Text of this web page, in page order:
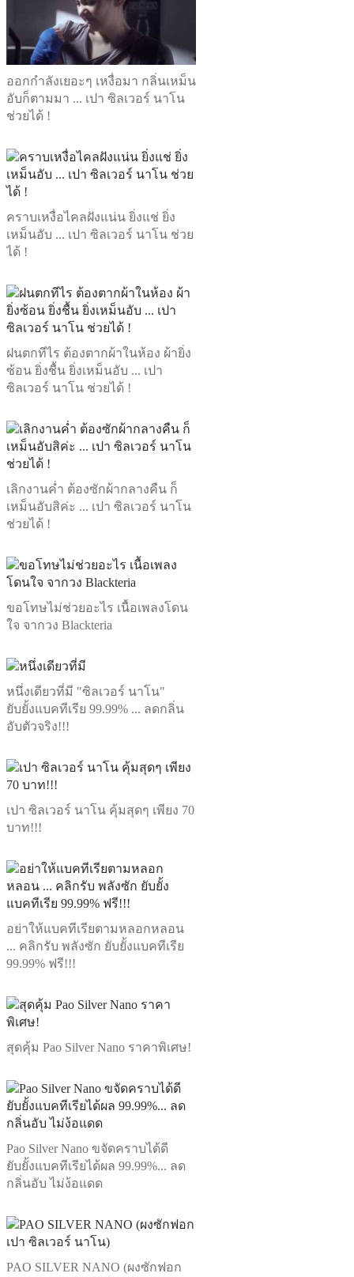
ออกกำลังเยอะๆ เหงื่อมา กลิ่นเหม็น
อับก็ตามมา ... เปา ซิลเวอร์ นาโน
ช่วยได้ !
คราบเหงื่อไคลฝังแน่น ยิ่งแช่ ยิ่ง
เหม็นอับ ... เปา ซิลเวอร์ นาโน ช่วย
ได้ !
ฝนตกทีไร ต้องตากผ้าในห้อง ผ้ายิ่ง
ซ้อน ยิ่งชื้น ยิ่งเหม็นอับ ... เปา
ซิลเวอร์ นาโน ช่วยได้ !
เลิกงานค่ำ ต้องซักผ้ากลางคืน ก็
เหม็นอับสิค่ะ ... เปา ซิลเวอร์ นาโน
ช่วยได้ !
ขอโทษไม่ช่วยอะไร เนื้อเพลงโดน
ใจ จากวง Blackteria
หนึ่งเดียวที่มี "ซิลเวอร์ นาโน"
ยับยั้งแบคทีเรีย 99.99% ... ลดกลิ่น
อับตัวจริง!!!
เปา ซิลเวอร์ นาโน คุ้มสุดๆ เพียง 70
บาท!!!
อย่าให้แบคทีเรียตามหลอกหลอน
... คลิกรับ พลังซัก ยับยั้งแบคทีเรีย
99.99% ฟรี!!!
สุดคุ้ม Pao Silver Nano ราคาพิเศษ!
Pao Silver Nano ขจัดคราบได้ดี
ยับยั้งแบคทีเรียได้ผล 99.99%... ลด
กลิ่นอับ ไม่ง้อแดด
PAO SILVER NANO (ผงซักฟอก